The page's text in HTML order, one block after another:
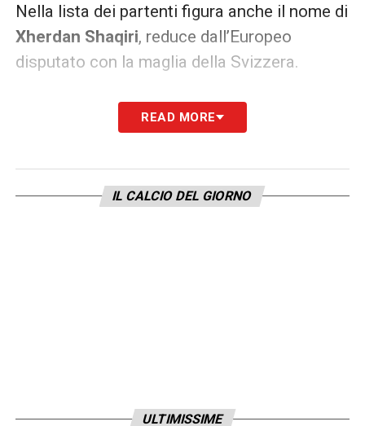
Nella lista dei partenti figura anche il nome di
Xherdan Shaqiri, reduce dall’Europeo
disputato con la maglia della Svizzera.
Come riportato dalDaily Express
Grujic(piace alSassuolo
READ MORE
IL CALCIO DEL GIORNO
ULTIMISSIME